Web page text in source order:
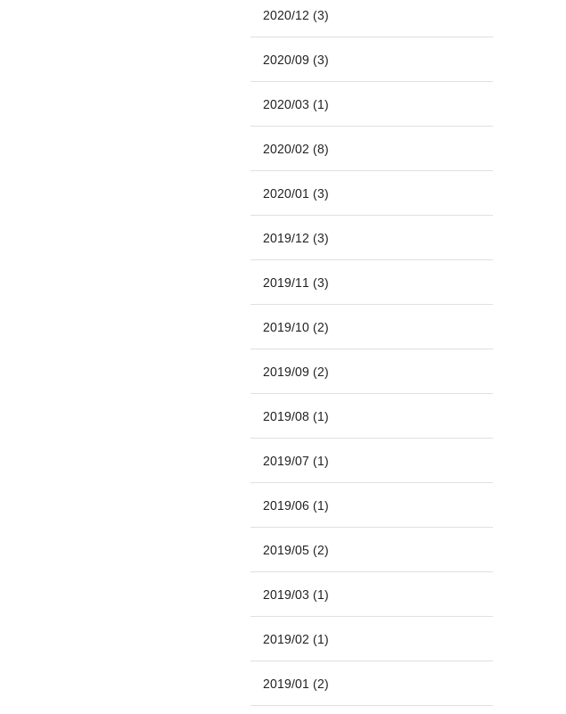
2020/12 (3)
2020/09 (3)
2020/03 (1)
2020/02 (8)
2020/01 (3)
2019/12 (3)
2019/11 (3)
2019/10 (2)
2019/09 (2)
2019/08 (1)
2019/07 (1)
2019/06 (1)
2019/05 (2)
2019/03 (1)
2019/02 (1)
2019/01 (2)